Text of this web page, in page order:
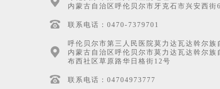
内蒙古自治区呼伦贝尔市牙克石市兴安西街
联系电话：0470-7379701
呼伦贝尔市第三人民医院莫力达瓦达斡尔
内蒙古自治区呼伦贝尔市莫力达瓦达斡尔族
布西社区草原路华日格街12号
联系电话：04704973777